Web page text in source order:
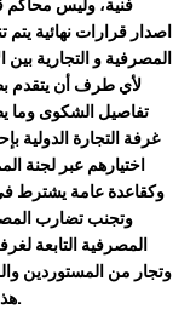
اصدار قرارات نهائية
المصرفيةوالتجاريةبين
لأيطرفأنيتقدم
تفاصيلالشكوىوما
غرفةالتجارةالدولية
اختيارهمعبر لجنة
وكقاعدةعامةيشترط
وتجنبتضارب
المصرفيةالتابعة
وتجار منالمستوردين
.